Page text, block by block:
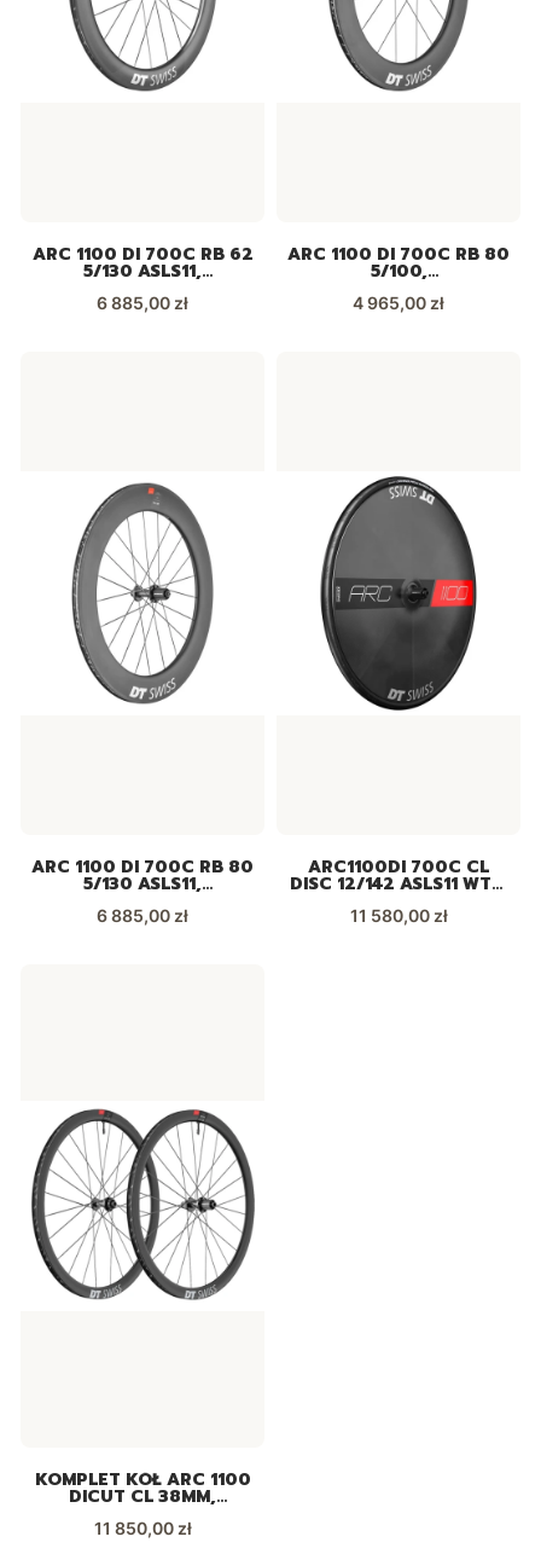
ARC 1100 DI 700C RB 62
5/130 ASLS11,
Cena
6 885,00 zł
ARC 1100 DI 700C RB 80
5/100,
Cena
4 965,00 zł
ARC 1100 DI 700C RB 80
5/130 ASLS11,
Cena
6 885,00 zł
ARC1100DI 700C CL
DISC 12/142 ASLS11 WTS,
Cena
11 580,00 zł
KOMPLET KÓŁ ARC 1100
DICUT CL 38MM,
Cena
11 850,00 zł